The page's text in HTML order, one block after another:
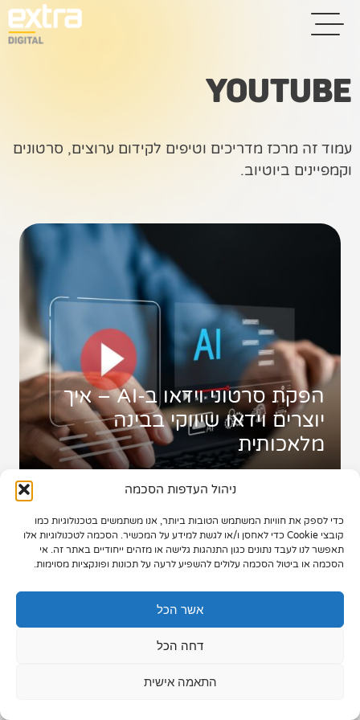
ניהול העדפות הסכמה
כדי לספק את חוויות המשתמש הטובות ביותר, אנו משתמשים בטכנולוגיות כמו
קובצי Cookie כדי לאחסן ו/או לגשת למידע על המכשיר. הסכמה לטכנולוגיות אלו
תאפשר לנו לעבד נתונים כגון התנהגות גלישה או מזהים ייחודיים באתר זה. אי
הסכמה או ביטול הסכמה עלולים להשפיע לרעה על תכונות ופונקציות מסוימות.
אשר הכל
דחה הכל
התאמה אישית
בניית אתרים
פרסום בגוגל
קייס סטאדי
תיק עבודות
צור קשר
073-7028000
הפלד 7, חולון
info@extra.co.il
YOUTUBE
עמוד זה מרכז מדריכים וטיפים לקידום ערוצים, סרטונים
וקמפיינים ביוטיוב.
הפקת סרטוני וידאו ב-AI – איך
יוצרים וידאו שיווקי בבינה
מלאכותית